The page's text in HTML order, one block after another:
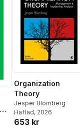
Organization
Theory
Jesper Blomberg
Häftad, 2026
653 kr